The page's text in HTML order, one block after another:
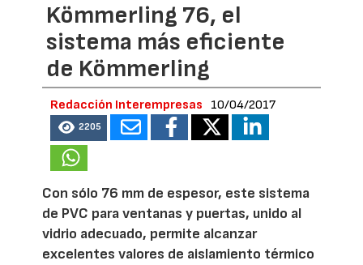
Kömmerling 76, el
sistema más eficiente
de Kömmerling
Redacción Interempresas 10/04/2017
2205
Con sólo 76 mm de espesor, este sistema
de PVC para ventanas y puertas, unido al
vidrio adecuado, permite alcanzar
excelentes valores de aislamiento térmico